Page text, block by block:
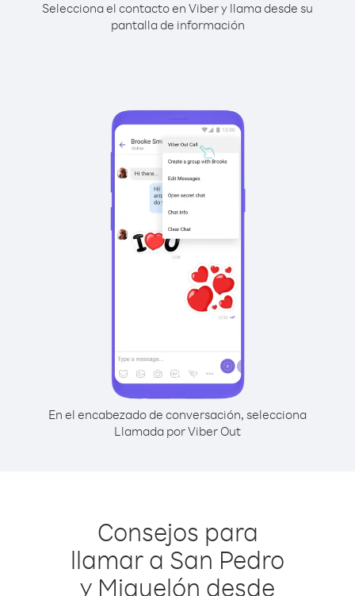
Selecciona el contacto en Viber y llama desde su
pantalla de información
En el encabezado de conversación, selecciona
Llamada por Viber Out
Consejos para
llamar a San Pedro
y Miquelón desde